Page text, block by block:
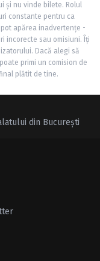
și nu vinde bilete. Rolul
constante pentru ca
apărea inadvertențe -
incorecte sau omisiuni. Îți
Dacă alegi să
primi un comision de
plătit de tine.
din Bucureşti